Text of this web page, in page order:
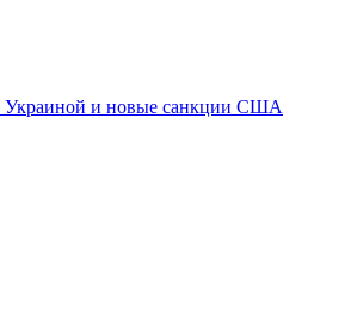
Украиной и новые санкции США